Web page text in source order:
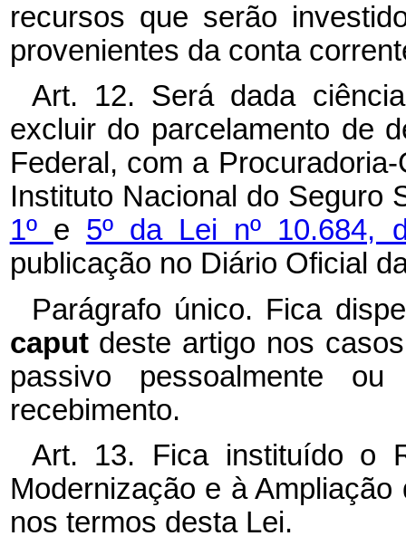
recursos que serão
provenientes da conta
Art. 12. Será dada
excluir do parcelamento de
Federal, com a
Instituto Nacional do Seguro
1º e 5º da Lei nº
publicação no Diário Oficial
Parágrafo único. Fica
caput deste artigo nos
passivo pessoalmente
recebimento.
Art. 13. Fica instituído o
Modernização e à
nos termos desta Lei.